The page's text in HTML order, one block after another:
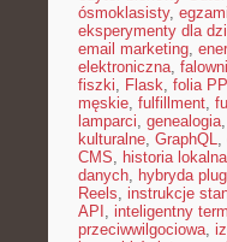
ósmoklasisty,
eksperymenty dla
email marketing,
elektroniczna,
fiszki, Flask, folia
męskie, fulfillment,
lamparci, genealogia,
kulturalne, GraphQL,
CMS, historia lokalna
danych, hybryda
Reels, instrukcje
API , inteligentny
przeciwwilgociowa,